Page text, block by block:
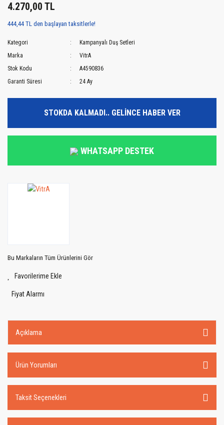
4.270,00 TL
444,44 TL den başlayan taksitlerle!
Kategori
Kampanyalı Duş Setleri
Marka
VitrA
Stok Kodu
A4590836
Garanti Süresi
24 Ay
STOKDA KALMADI.. GELİNCE HABER VER
WHATSAPP DESTEK
Bu Markaların Tüm Ürünlerini Gör
Fiyat Alarmı
Açıklama
Ürün Yorumları
Taksit Seçenekleri